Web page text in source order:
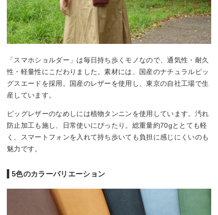
「スマホショルダー」は毎日持ち歩くモノなので、通気性・耐久
性・軽量性にこだわりました。素材には、国産のナチュラルピッ
グスエードを採用。国産のレザーを使用し、東京の自社工場で生
産しています。
ピッグレザーのなめしには植物タンニンを使用しています。汚れ
防止加工も施し、日常使いにぴったり。総重量約70gととても軽
く、スマートフォンを入れて持ち歩いても負担に感じにくいのも
魅力です。
5色のカラーバリエーション